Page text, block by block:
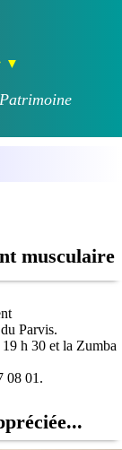
▼
Patrimoine
musculaire
Parvis.
h 30 et la Zumba
08 01.